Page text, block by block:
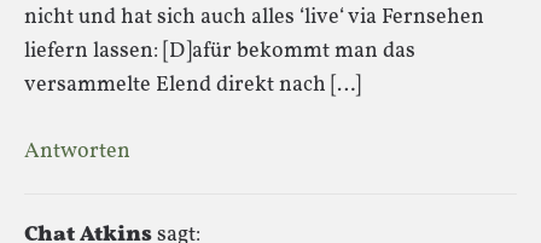
nicht und hat sich auch alles ‘live‘ via Fernsehen
liefern lassen: [D]afür bekommt man das
versammelte Elend direkt nach […]
Antworten
Chat Atkinssagt: